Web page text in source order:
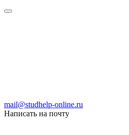
mail@studhelp-online.ru
Написать на почту